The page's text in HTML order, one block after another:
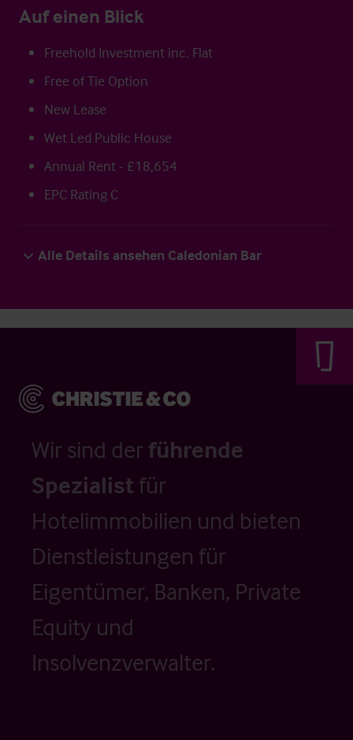
Auf einen Blick
Freehold Investment inc. Flat
Free of Tie Option
New Lease
Wet Led Public House
Annual Rent - £18,654
EPC Rating C
Alle Details ansehen Caledonian Bar
Wir sind der führende
Spezialistfür
Hotelimmobilien und bieten
Dienstleistungen für
Eigentümer, Banken, Private
Equity und
Insolvenzverwalter.